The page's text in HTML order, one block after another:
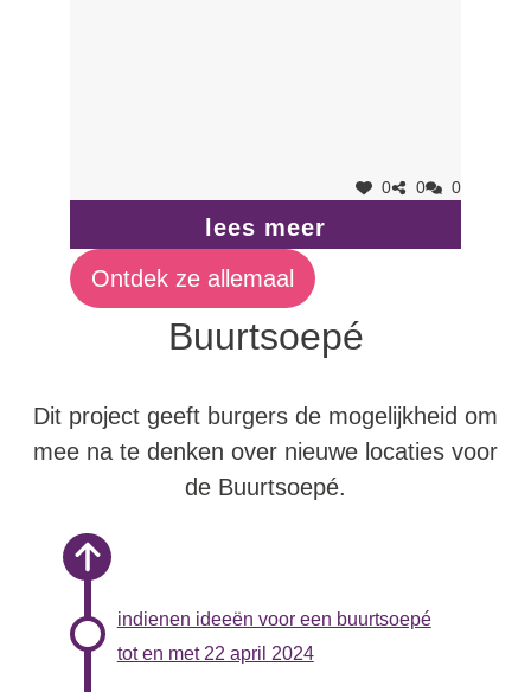
0 0 0
lees meer
Ontdek ze allemaal
Buurtsoepé
Dit project geeft burgers de mogelijkheid om
mee na te denken over nieuwe locaties voor
de Buurtsoepé.
indienen ideeën voor een buurtsoepé
tot en met 22 april 2024